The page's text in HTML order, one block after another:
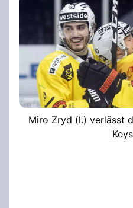
Miro Zryd (l.) verlässt